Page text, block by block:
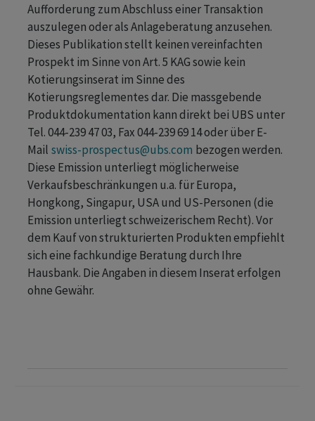
Aufforderung zum Abschluss einer Transaktion
auszulegen oder als Anlageberatung anzusehen.
Dieses Publikation stellt keinen vereinfachten
Prospekt im Sinne von Art. 5 KAG sowie kein
Kotierungsinserat im Sinne des
Kotierungsreglementes dar. Die massgebende
Produktdokumentation kann direkt bei UBS unter
Tel. 044-239 47 03, Fax 044-239 69 14 oder über E-
Mail swiss-prospectus@ubs.com bezogen werden.
Diese Emission unterliegt möglicherweise
Verkaufsbeschränkungen u.a. für Europa,
Hongkong, Singapur, USA und US-Personen (die
Emission unterliegt schweizerischem Recht). Vor
dem Kauf von strukturierten Produkten empfiehlt
sich eine fachkundige Beratung durch Ihre
Hausbank. Die Angaben in diesem Inserat erfolgen
ohne Gewähr.